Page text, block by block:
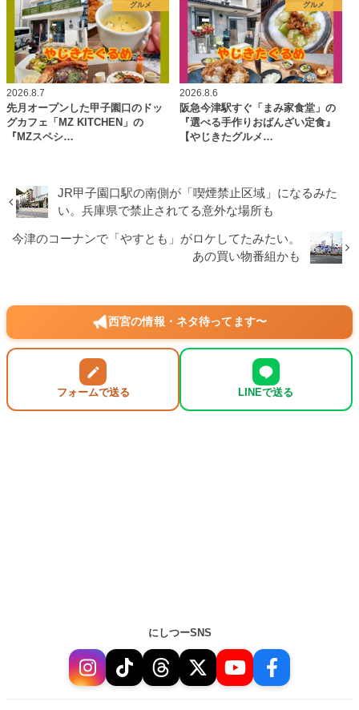
グルメ
2026.8.7
先月オープンした甲子園口のドッ
グカフェ「MZ KITCHEN」の
『MZスペシ…
グルメ
2026.8.6
阪急今津駅すぐ「まみ家食堂」の
『選べる手作りおばんざい定食』
【やじきたグルメ…
JR甲子園口駅の南側が「喫煙禁止区域」になるみた
い。兵庫県で禁止されてる意外な場所も
今津のコーナンで「やすとも」がロケしてたみたい。
あの買い物番組かも
西宮の情報・ネタ待ってます〜
フォームで送る LINEで送る
にしつーSNS